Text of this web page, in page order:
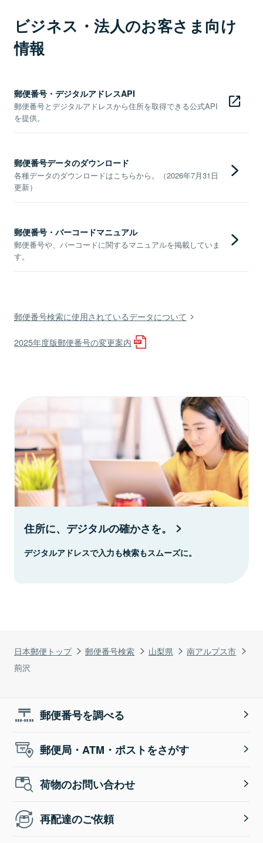
日本郵便トップ 郵便番号検索 山梨県
南アルプス市
荊沢
ビジネス・法人のお客さま向け
情報
郵便番号・デジタルアドレスAPI
郵便番号とデジタルアドレスから住所を取得できる公式API
を提供。
郵便番号データのダウンロード
各種データのダウンロードはこちらから。（2026年7月31日
更新）
郵便番号・バーコードマニュアル
郵便番号や、バーコードに関するマニュアルを掲載していま
す。
郵便番号検索に使用されているデータについて
2025年度版郵便番号の変更案内
住所に、デジタルの確かさを。
デジタルアドレスで入力も検索もスムーズに。
郵便番号を調べる
郵便局・ATM・ポストをさがす
荷物のお問い合わせ
再配達のご依頼